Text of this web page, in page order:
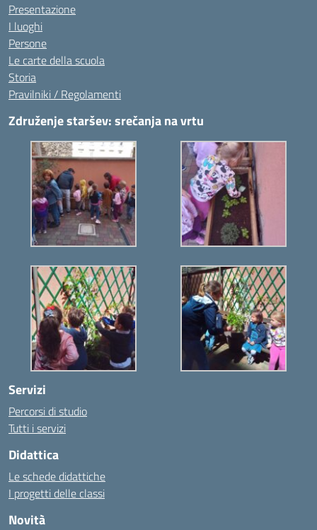
Presentazione
I luoghi
Persone
Le carte della scuola
Storia
Pravilniki / Regolamenti
Združenje staršev: srečanja na vrtu
Servizi
Percorsi di studio
Tutti i servizi
Didattica
Le schede didattiche
I progetti delle classi
Novità